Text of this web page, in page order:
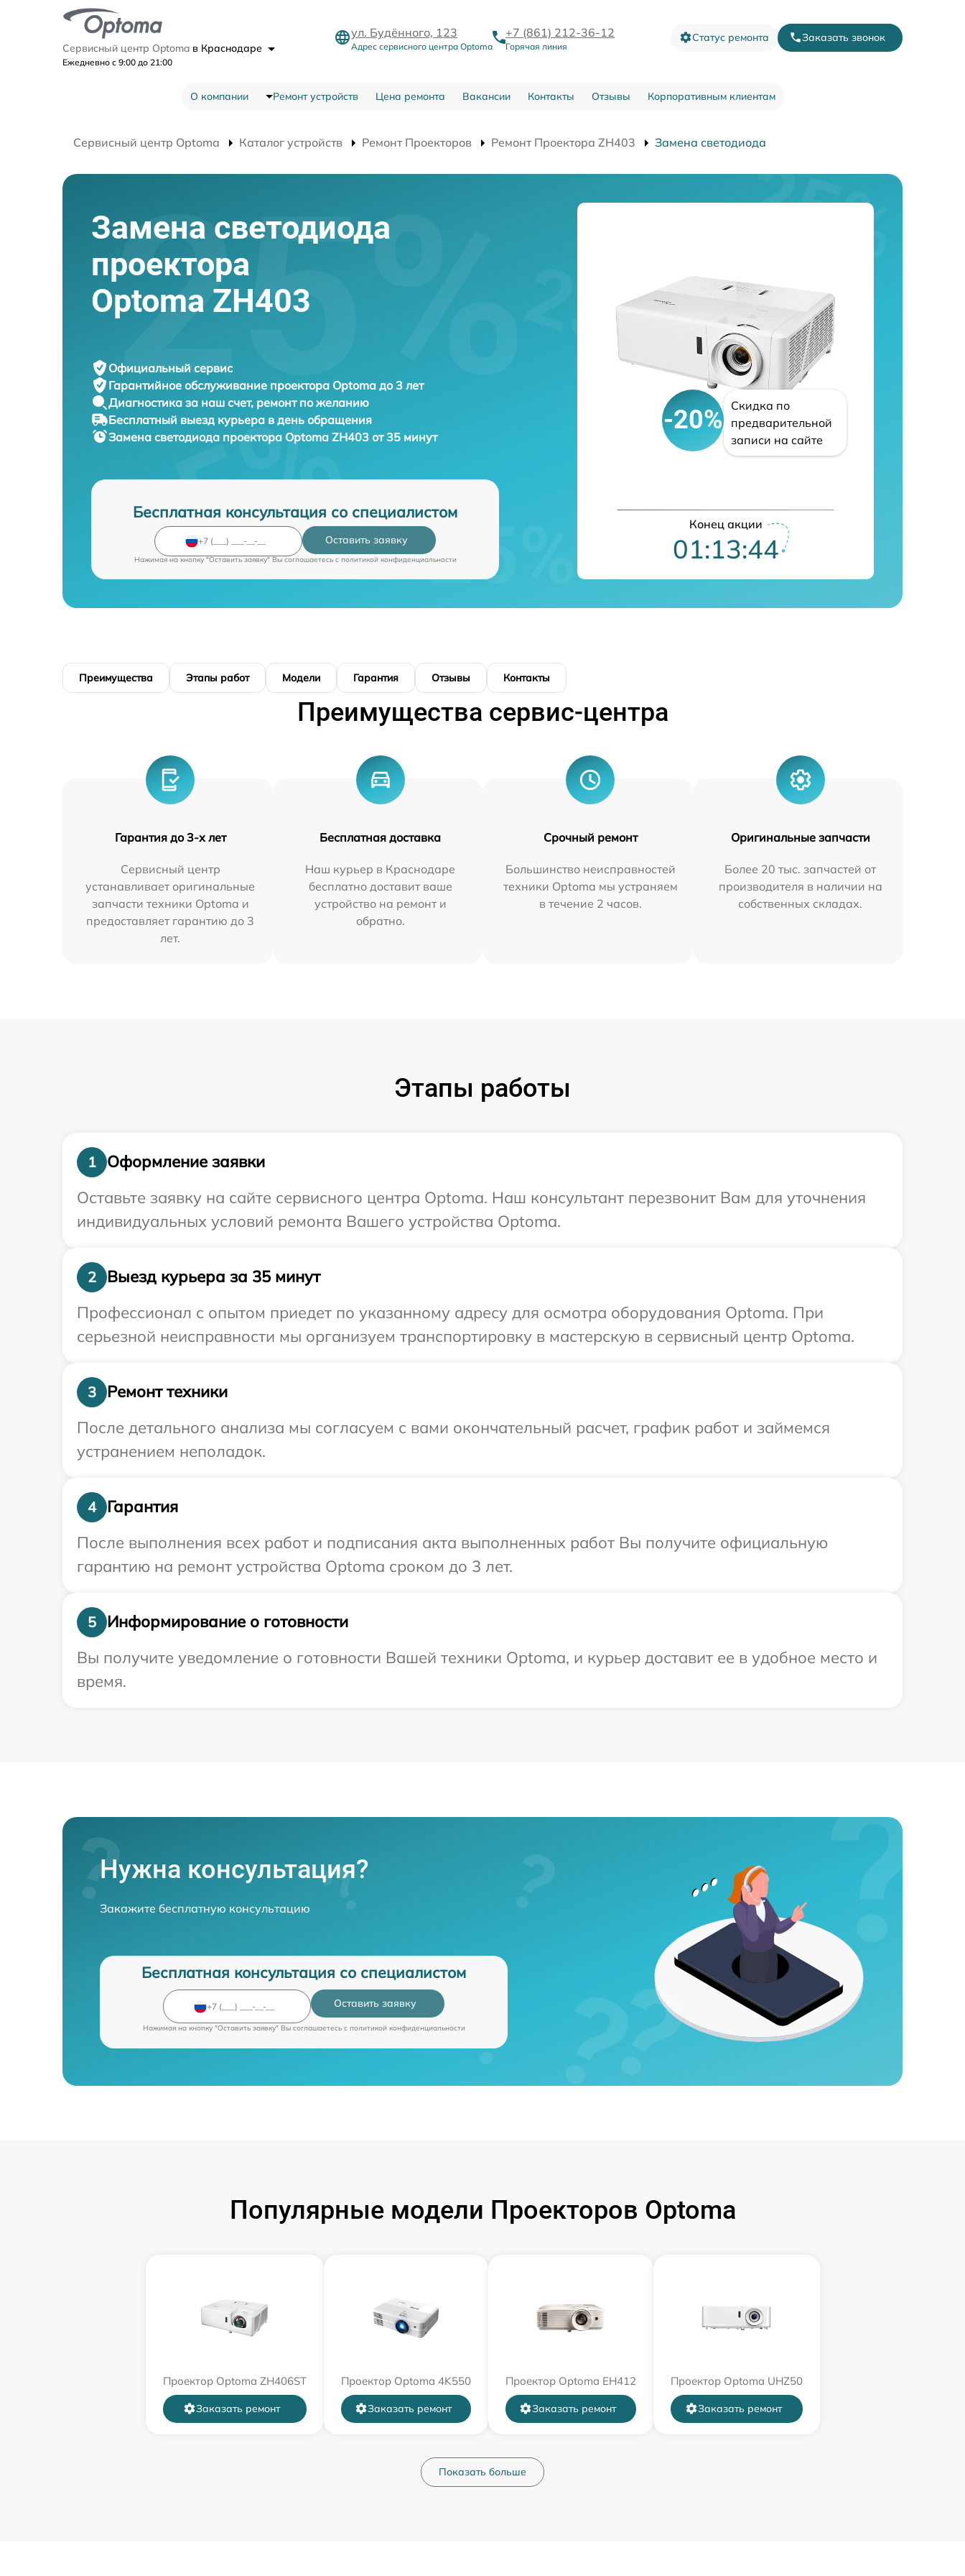
Сервисный центр Optoma в Краснодаре
Ежедневно с 9:00 до 21:00
ул. Будённого, 123
Адрес сервисного центра Optoma
+7 (861) 212-36-12
Горячая линия
Статус ремонта Заказать звонок
О компании Ремонт устройств Цена ремонта Вакансии Контакты Отзывы Корпоративным клиентам
Сервисный центр Optoma Каталог устройств Ремонт Проекторов Ремонт Проектора ZH403 Замена светодиода
Замена светодиода
проектора
Optoma ZH403
Официальный сервис
Гарантийное обслуживание проектора Optoma до 3 лет
Диагностика за наш счет, ремонт по желанию
Бесплатный выезд курьера в день обращения
Замена светодиода проектора Optoma ZH403 от 35 минут
Бесплатная консультация со специалистом
Оставить заявку
Нажимая на кнопку "Оставить заявку" Вы соглашаетесь c политикой конфиденциальности
-20%
Скидка по
предварительной
записи на сайте
Конец акции
01:13:43
Преимущества Этапы работ Модели Гарантия Отзывы Контакты
Преимущества сервис-центра
Гарантия до 3-х лет
Сервисный центр
устанавливает оригинальные
запчасти техники Optoma и
предоставляет гарантию до 3
лет.
Бесплатная доставка
Наш курьер в Краснодаре
бесплатно доставит ваше
устройство на ремонт и
обратно.
Срочный ремонт
Большинство неисправностей
техники Optoma мы устраняем
в течение 2 часов.
Оригинальные запчасти
Более 20 тыс. запчастей от
производителя в наличии на
собственных складах.
Этапы работы
1
Оформление заявки
Оставьте заявку на сайте сервисного центра Optoma. Наш консультант перезвонит Вам для уточнения
индивидуальных условий ремонта Вашего устройства Optoma.
2
Выезд курьера за 35 минут
Профессионал с опытом приедет по указанному адресу для осмотра оборудования Optoma. При
серьезной неисправности мы организуем транспортировку в мастерскую в сервисный центр Optoma.
3
Ремонт техники
После детального анализа мы согласуем с вами окончательный расчет, график работ и займемся
устранением неполадок.
4
Гарантия
После выполнения всех работ и подписания акта выполненных работ Вы получите официальную
гарантию на ремонт устройства Optoma сроком до 3 лет.
5
Информирование о готовности
Вы получите уведомление о готовности Вашей техники Optoma, и курьер доставит ее в удобное место и
время.
Нужна консультация?
Закажите бесплатную консультацию
Бесплатная консультация со специалистом
Оставить заявку
Нажимая на кнопку "Оставить заявку" Вы соглашаетесь c политикой конфиденциальности
Популярные модели Проекторов Optoma
Проектор Optoma ZH406ST
Заказать ремонт
Проектор Optoma 4K550
Заказать ремонт
Проектор Optoma EH412
Заказать ремонт
Проектор Optoma UHZ50
Заказать ремонт
Показать больше